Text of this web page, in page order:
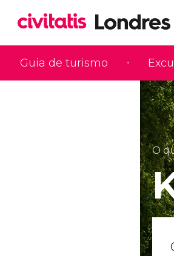
Guia de turismo
O